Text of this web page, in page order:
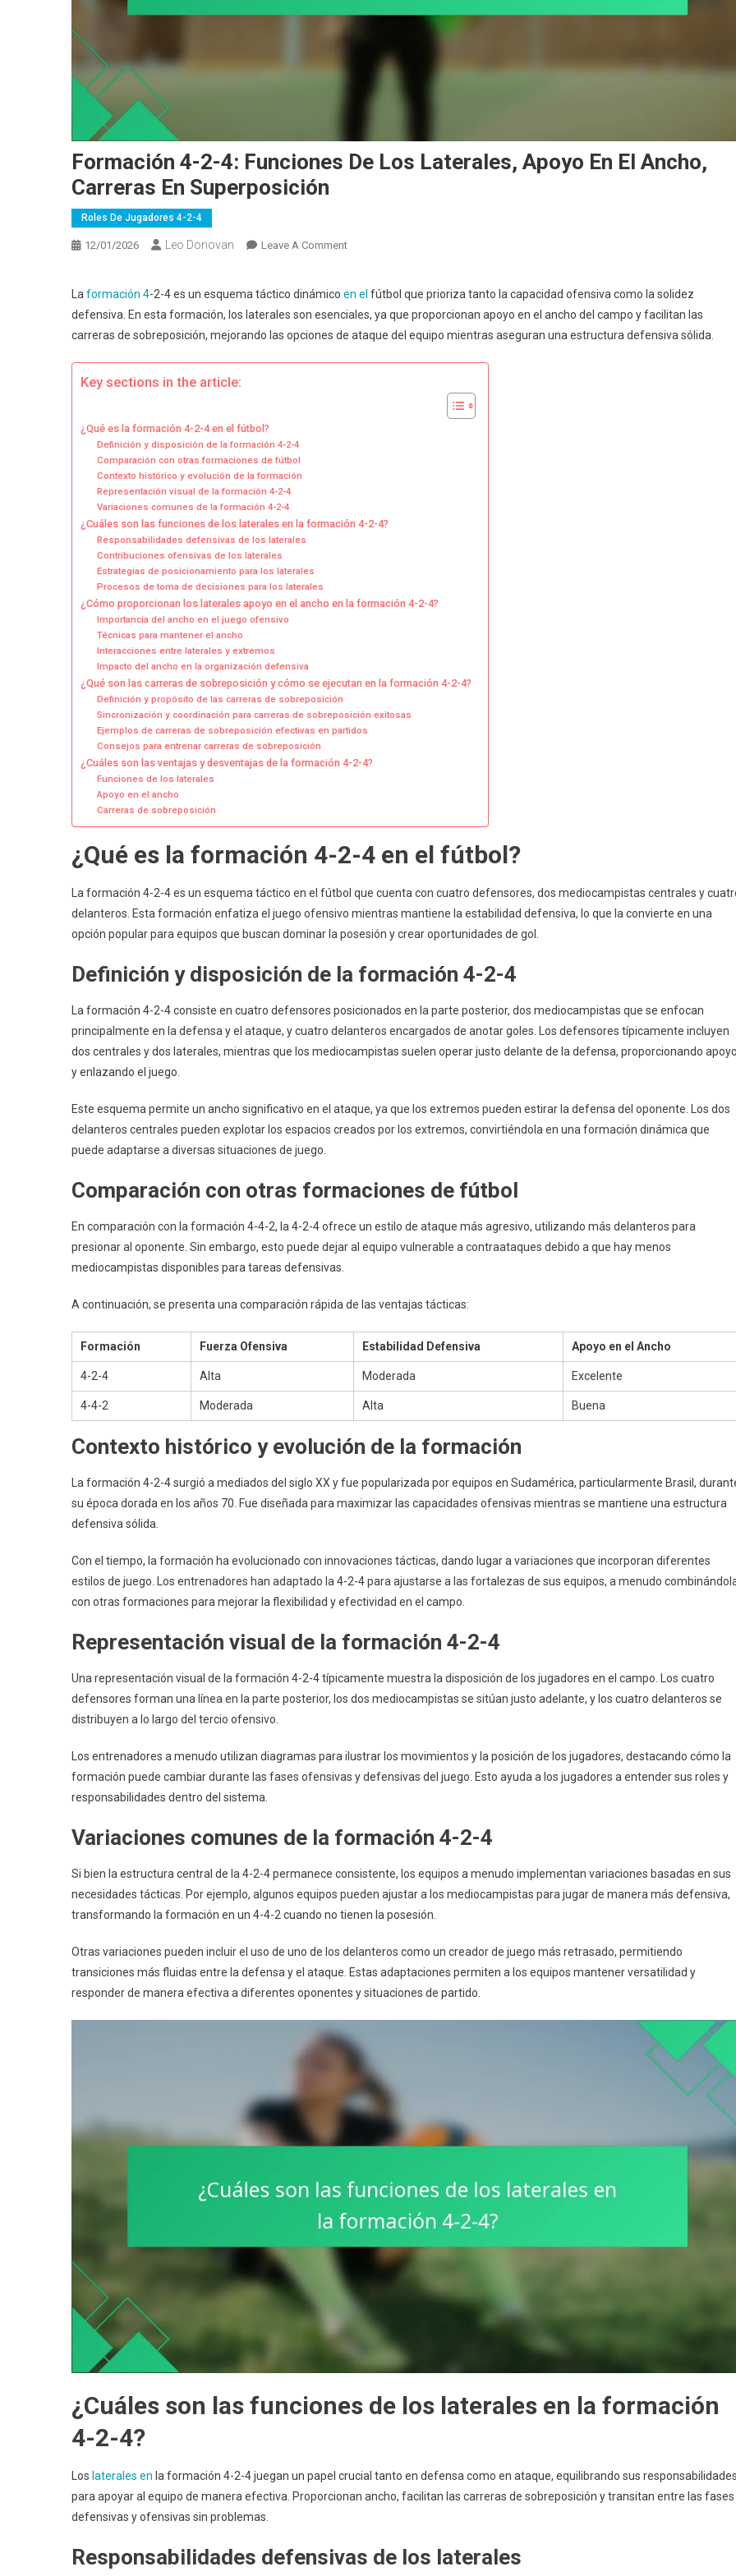
Formación 4-2-4: Funciones De Los Laterales, Apoyo En El Ancho,
Carreras En Superposición
Roles De Jugadores 4-2-4
12/01/2026 Leo Donovan Leave A CommentOn
2-
4:
Funciones
Superposición
La formación 4-2-4 es un esquema táctico dinámico en el fútbol que prioriza tanto la capacidad ofensiva como la solidez
defensiva. En esta formación, los laterales son esenciales, ya que proporcionan apoyo en el ancho del campo y facilitan las
carreras de sobreposición, mejorando las opciones de ataque del equipo mientras aseguran una estructura defensiva sólida.
Key sections in the article:
¿Qué es la formación 4-2-4 en el fútbol?
Definición y disposición de la formación 4-2-4
Comparación con otras formaciones de fútbol
Contexto histórico y evolución de la formación
Representación visual de la formación 4-2-4
Variaciones comunes de la formación 4-2-4
¿Cuáles son las funciones de los laterales en la formación 4-2-4?
Responsabilidades defensivas de los laterales
Contribuciones ofensivas de los laterales
Estrategias de posicionamiento para los laterales
Procesos de toma de decisiones para los laterales
¿Cómo proporcionan los laterales apoyo en el ancho en la formación 4-2-4?
Importancia del ancho en el juego ofensivo
Técnicas para mantener el ancho
Interacciones entre laterales y extremos
Impacto del ancho en la organización defensiva
¿Qué son las carreras de sobreposición y cómo se ejecutan en la formación 4-2-4?
Definición y propósito de las carreras de sobreposición
Sincronización y coordinación para carreras de sobreposición exitosas
Ejemplos de carreras de sobreposición efectivas en partidos
Consejos para entrenar carreras de sobreposición
¿Cuáles son las ventajas y desventajas de la formación 4-2-4?
Funciones de los laterales
Apoyo en el ancho
Carreras de sobreposición
¿Qué es la formación 4-2-4 en el fútbol?
La formación 4-2-4 es un esquema táctico en el fútbol que cuenta con cuatro defensores, dos mediocampistas centrales y
delanteros. Esta formación enfatiza el juego ofensivo mientras mantiene la estabilidad defensiva, lo que la convierte en una
opción popular para equipos que buscan dominar la posesión y crear oportunidades de gol.
Definición y disposición de la formación 4-2-4
La formación 4-2-4 consiste en cuatro defensores posicionados en la parte posterior, dos mediocampistas que se enfocan
principalmente en la defensa y el ataque, y cuatro delanteros encargados de anotar goles. Los defensores típicamente incluyen
dos centrales y dos laterales, mientras que los mediocampistas suelen operar justo delante de la defensa, proporcionando
y enlazando el juego.
Este esquema permite un ancho significativo en el ataque, ya que los extremos pueden estirar la defensa del oponente. Los dos
delanteros centrales pueden explotar los espacios creados por los extremos, convirtiéndola en una formación dinámica que
puede adaptarse a diversas situaciones de juego.
Comparación con otras formaciones de fútbol
En comparación con la formación 4-4-2, la 4-2-4 ofrece un estilo de ataque más agresivo, utilizando más delanteros para
presionar al oponente. Sin embargo, esto puede dejar al equipo vulnerable a contraataques debido a que hay menos
mediocampistas disponibles para tareas defensivas.
A continuación, se presenta una comparación rápida de las ventajas tácticas:
Formación Fuerza Ofensiva Estabilidad Defensiva Apoyo en el Ancho
4-2-4 Alta Moderada Excelente
4-4-2 Moderada Alta Buena
Contexto histórico y evolución de la formación
La formación 4-2-4 surgió a mediados del siglo XX y fue popularizada por equipos en Sudamérica, particularmente Brasil,
su época dorada en los años 70. Fue diseñada para maximizar las capacidades ofensivas mientras se mantiene una estructura
defensiva sólida.
Con el tiempo, la formación ha evolucionado con innovaciones tácticas, dando lugar a variaciones que incorporan diferentes
estilos de juego. Los entrenadores han adaptado la 4-2-4 para ajustarse a las fortalezas de sus equipos, a menudo
con otras formaciones para mejorar la flexibilidad y efectividad en el campo.
Representación visual de la formación 4-2-4
Una representación visual de la formación 4-2-4 típicamente muestra la disposición de los jugadores en el campo. Los cuatro
defensores forman una línea en la parte posterior, los dos mediocampistas se sitúan justo adelante, y los cuatro delanteros se
distribuyen a lo largo del tercio ofensivo.
Los entrenadores a menudo utilizan diagramas para ilustrar los movimientos y la posición de los jugadores, destacando cómo la
formación puede cambiar durante las fases ofensivas y defensivas del juego. Esto ayuda a los jugadores a entender sus roles y
responsabilidades dentro del sistema.
Variaciones comunes de la formación 4-2-4
Si bien la estructura central de la 4-2-4 permanece consistente, los equipos a menudo implementan variaciones basadas en sus
necesidades tácticas. Por ejemplo, algunos equipos pueden ajustar a los mediocampistas para jugar de manera más defensiva,
transformando la formación en un 4-4-2 cuando no tienen la posesión.
Otras variaciones pueden incluir el uso de uno de los delanteros como un creador de juego más retrasado, permitiendo
transiciones más fluidas entre la defensa y el ataque. Estas adaptaciones permiten a los equipos mantener versatilidad y
responder de manera efectiva a diferentes oponentes y situaciones de partido.
¿Cuáles son las funciones de los laterales en la formación
4-2-4?
Los laterales en la formación 4-2-4 juegan un papel crucial tanto en defensa como en ataque, equilibrando sus
para apoyar al equipo de manera efectiva. Proporcionan ancho, facilitan las carreras de sobreposición y transitan entre las fases
defensivas y ofensivas sin problemas.
Responsabilidades defensivas de los laterales